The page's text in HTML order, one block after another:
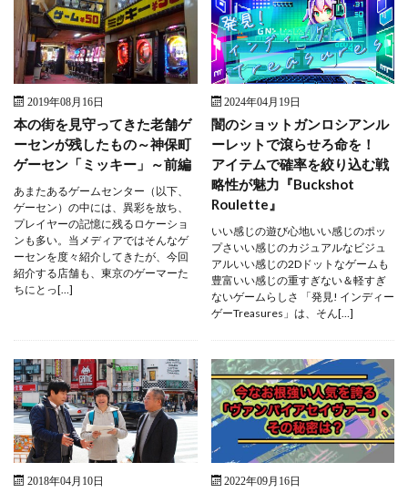
2019年08月16日
本の街を見守ってきた老舗ゲ
ーセンが残したもの～神保町
ゲーセン「ミッキー」～前編
あまたあるゲームセンター（以下、
ゲーセン）の中には、異彩を放ち、
プレイヤーの記憶に残るロケーショ
ンも多い。当メディアではそんなゲ
ーセンを度々紹介してきたが、今回
紹介する店舗も、東京のゲーマーた
ちにとっ[…]
2024年04月19日
闇のショットガンロシアンル
ーレットで滾らせろ命を！
アイテムで確率を絞り込む戦
略性が魅力『Buckshot
Roulette』
いい感じの遊び心地いい感じのポッ
プさいい感じのカジュアルなビジュ
アルいい感じの2Dドットなゲームも
豊富いい感じの重すぎない＆軽すぎ
ないゲームらしさ 「発見! インディー
ゲーTreasures」は、そん[…]
2018年04月10日 2022年09月16日